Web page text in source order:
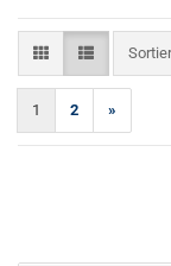
1 2 »